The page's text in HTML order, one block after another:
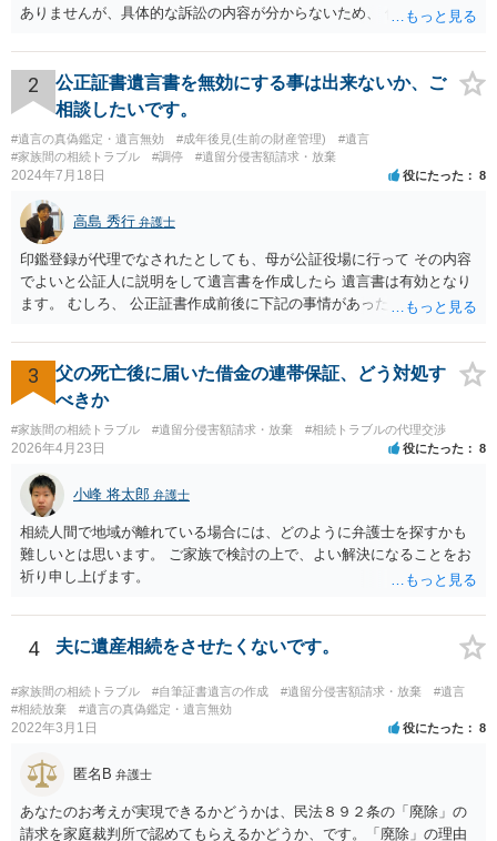
ありませんが、具体的な訴訟の内容が分からないため、 何とも回答が
わかっている代理人弁護士に聞くか、 訴訟資料を持って面談相談に行
ってみましょう。 その上で、一般論として回答するなら、和解案と判
決は（ケースによって程度の差はあっても）食い違うことが多いで
す。 金額は適当ですが、例えば判決で１００万円支払え、という結論
になりそうな場合、 そのまま１００万円を和解案として提示しても、
判決と変わらないなら払う側としてはあまり和解に応じようという気
のまま判決で１００万円支払いとなるより、７０万円でまとめた方が
マシ」ということで、 合意の可能性が出てきます。 応じるかどうか
は、判決になったらどうなりそうか、という点についての検討が不可
欠ですので、 初めに述べた通り、代理人と相談するか、資料を持って
面談相談に行ってみることをお勧めします。
2
公正証書遺言書を無効にする事は出来ないか、ご
相談したいです。
#遺言の真偽鑑定・遺言無効 #成年後見(生前の財産管理)
#遺言
#家族間の相続トラブル
#調停 #遺留分侵害額請求・放棄
2024年7月18日 役にたった 8
高島 秀行 弁護士
印鑑登録が代理でなされたとしても、母が公証役場に行って その内容
でよいと公証人に説明をして遺言書を作成したら 遺言書は有効となり
ます。 むしろ、 公正証書作成前後に下記の事情があったことが証明で
月に携帯が新しくなった母からの第一声は「ここにいたら殺される」
「面会に来てくれ」で、長男に聞くと「面会は出来ない。俺は携帯電
話の使い方を教える為に会っている」「母の話は聞かなくて良い」と
電話が切れました。その後の電話でも「食事に毒が入っている」「体
にチップが埋められている」等、おかしかったです。 当時の診療記
録、介護認定の資料、介護記録を取得して 弁護士に面談で相談された
方がよいと思います。
3
父の死亡後に届いた借金の連帯保証、どう対処す
べきか
#家族間の相続トラブル #遺留分侵害額請求・放棄 #相続トラブルの代理交渉
2026年4月23日 役にたった 8
小峰 将太郎 弁護士
相続人間で地域が離れている場合には、どのように弁護士を探すかも
難しいとは思います。 ご家族で検討の上で、よい解決になることをお
祈り申し上げます。
4 夫に遺産相続をさせたくないです。
#家族間の相続トラブル #自筆証書遺言の作成 #遺留分侵害額請求・放棄
#遺言
#相続放棄
#遺言の真偽鑑定・遺言無効
2022年3月1日 役にたった 8
匿名B 弁護士
あなたのお考えが実現できるかどうかは、民法８９２条の「廃除」の
請求を家庭裁判所で認めてもらえるかどうか、です。「廃除」の理由